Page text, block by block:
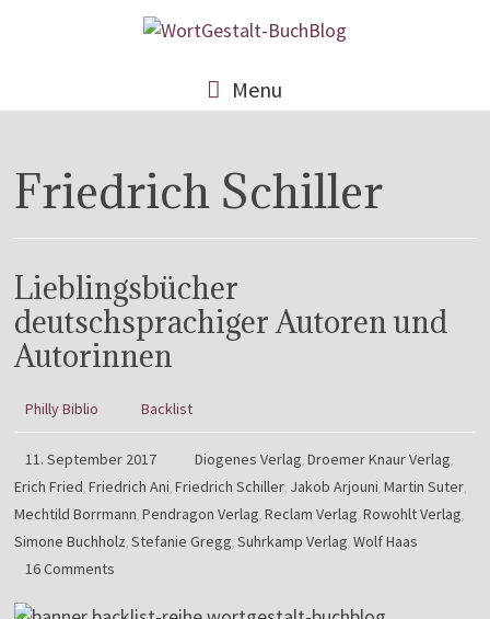
Menu
Friedrich Schiller
Lieblingsbücher
deutschsprachiger Autoren und
Autorinnen
Philly Biblio Backlist
11. September 2017 Diogenes Verlag,Droemer Knaur Verlag,
Erich Fried,Friedrich Ani,Friedrich Schiller, Jakob Arjouni,Martin Suter,
Mechtild Borrmann,Pendragon Verlag,Reclam Verlag,Rowohlt Verlag,
Simone Buchholz,Stefanie Gregg,Suhrkamp Verlag,Wolf Haas
16 Comments